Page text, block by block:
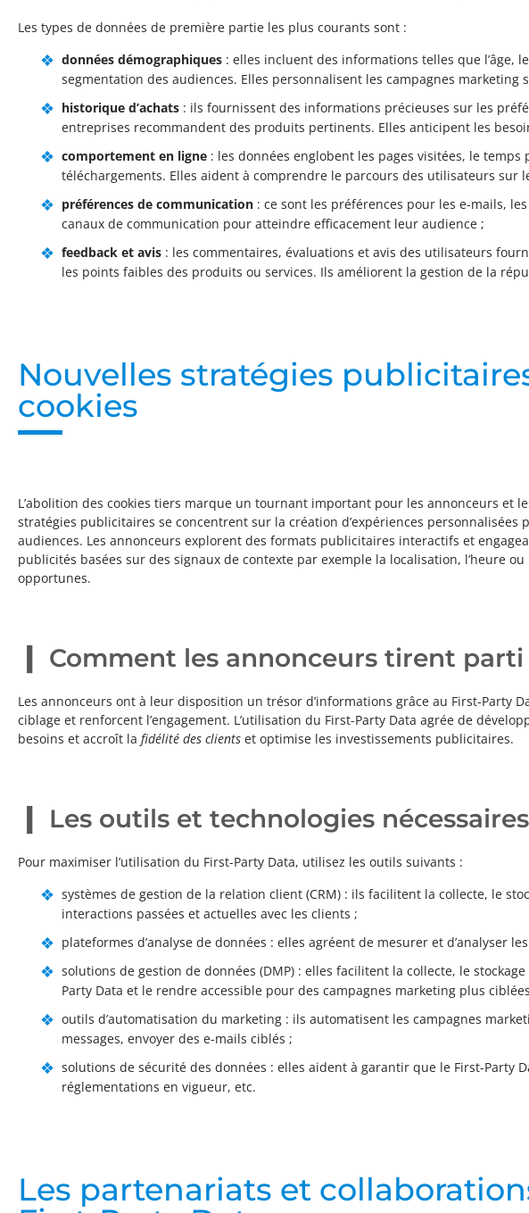
Les types de données de première partie les plus courants sont :
données démographiques : elles incluent des informations telles que l’âge,
segmentation des audiences. Elles personnalisent les campagnes
historique d’achats : ils fournissent des informations précieuses sur les
entreprises recommandent des produits pertinents. Elles anticipent les
comportement en ligne : les données englobent les pages visitées, le
téléchargements. Elles aident à comprendre le parcours des utilisateurs sur
préférences de communication : ce sont les préférences pour les e-mails,
canaux de communication pour atteindre efficacement leur audience ;
feedback et avis : les commentaires, évaluations et avis des utilisateurs
les points faibles des produits ou services. Ils améliorent la gestion de la
Nouvelles stratégies
cookies
L’abolition des cookies tiers marque un tournant important pour les annonceurs et
stratégies publicitaires se concentrent sur la création d’expériences personnalisées
audiences. Les annonceurs explorent des formats publicitaires interactifs et
publicités basées sur des signaux de contexte par exemple la localisation, l’heure
opportunes.
Comment les annonceurs tirent
Les annonceurs ont à leur disposition un trésor d’informations grâce au First-Party
ciblage et renforcent l’engagement. L’utilisation du First-Party Data agrée de
besoins et accroît la fidélité des clients et optimise les investissements publicitaires.
Les outils et technologies nécessaires
Pour maximiser l’utilisation du First-Party Data, utilisez les outils suivants :
systèmes de gestion de la relation client (CRM) : ils facilitent la collecte, le
interactions passées et actuelles avec les clients ;
plateformes d’analyse de données : elles agréent de mesurer et d’analyser
solutions de gestion de données (DMP) : elles facilitent la collecte, le
Party Data et le rendre accessible pour des campagnes marketing plus
outils d’automatisation du marketing : ils automatisent les campagnes
messages, envoyer des e-mails ciblés ;
solutions de sécurité des données : elles aident à garantir que le First-Party
réglementations en vigueur, etc.
Les partenariats et